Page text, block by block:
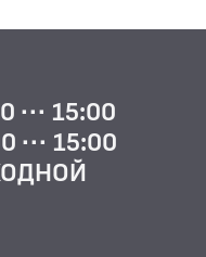
··· 15:00
··· 15:00